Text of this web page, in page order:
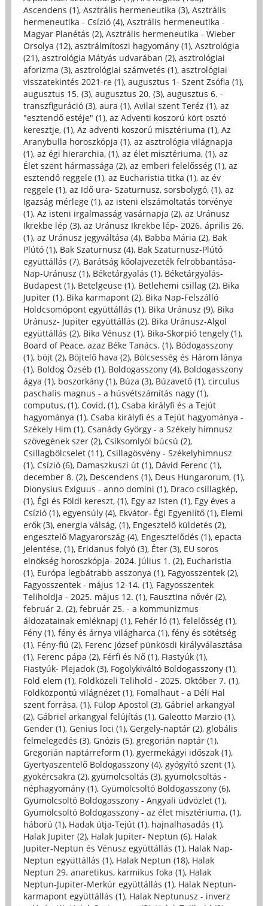
Ascendens (1), Asztrális hermeneutika (3), Asztrális
hermeneutika - Csízió (4), Asztrális hermeneutika -
Magyar Planétás (2), Asztrális hermeneutika - Wieber
Orsolya (12), asztrálmítoszi hagyomány (1), Asztrológia
(21), asztrológia Mátyás udvarában (2), asztrológiai
aforizma (3), asztrológiai számvetés (1), asztrológiai
visszatekintés 2021-re (1), augusztus 1- Szent Zsófia (1),
augusztus 15. (3), augusztus 20. (3), augusztus 6. -
transzfiguráció (3), aura (1), Avilai szent Teréz (1), az
"esztendő estéje" (1), az Adventi koszorú kört osztó
keresztje, (1), Az adventi koszorú misztériuma (1), Az
Aranybulla horoszkópja (1), az asztrológia világnapja
(1), az égi hierarchia, (1), az élet misztériuma, (1), az
Élet szent hármassága (2), az emberi felelősség (1), az
esztendő reggele (1), az Eucharistia titka (1), az év
reggele (1), az Idő ura- Szaturnusz, sorsbolygó, (1), az
Igazság mérlege (1), az isteni elszámoltatás törvénye
(1), Az isteni irgalmasság vasárnapja (2), az Uránusz
Ikrekbe lép (3), az Uránusz Ikrekbe lép- 2026. április 26.
(1), az Uránusz jegyváltása (4), Babba Mária (2), Bak
Plútó (1), Bak Szaturnusz (4), Bak Szaturnusz-Plútó
együttállás (7), Barátság kőolajvezeték felrobbantása-
Nap-Uránusz (1), Béketárgyalás (1), Béketárgyalás-
Budapest (1), Betelgeuse (1), Betlehemi csillag (2), Bika
Jupiter (1), Bika karmapont (2), Bika Nap-Felszálló
Holdcsomópont együttállás (1), Bika Uránusz (9), Bika
Uránusz- Jupiter együttállás (2), Bika Uránusz-Algol
együttállás (2), Bika Vénusz (1), Bika-Skorpió tengely (1),
Board of Peace, azaz Béke Tanács. (1), Bódogasszony
(1), böjt (2), Böjtelő hava (2), Bölcsesség és Három lánya
(1), Boldog Özséb (1), Boldogasszony (4), Boldogasszony
ágya (1), boszorkány (1), Búza (3), Búzavető (1), circulus
paschalis magnus - a húsvétszámítás nagy (1),
computus, (1), Covid, (1), Csaba királyfi és a Tejút
hagyománya (1), Csaba királyfi és a Tejút hagyománya -
Székely Him (1), Csanády György - a Székely himnusz
szövegének szer (2), Csíksomlyói búcsú (2),
Csillagbölcselet (11), Csillagösvény - Székelyhimnusz
(1), Csízió (6), Damaszkuszi út (1), Dávid Ferenc (1),
december 8. (2), Descendens (1), Deus Hungarorum, (1),
Dionysius Exiguus - anno domini (1), Draco csillagkép,
(1), Égi és Földi kereszt, (1), Egy az Isten (1), Egy éves a
Csízió (1), egyensúly (4), Ekvátor- Égi Egyenlítő (1), Elemi
erők (3), energia válság, (1), Engesztelő küldetés (2),
engesztelő Magyarország (4), Engesztelődés (1), epacta
jelentése, (1), Eridanus folyó (3), Éter (3), EU soros
elnökség horoszkópja- 2024. július 1. (2), Eucharistia
(1), Európa legbátrabb asszonya (1), Fagyosszentek (2),
Fagyosszentek - május 12-14. (1), Fagyosszentek
Teliholdja - 2025. május 12. (1), Fausztina nővér (2),
február 2. (2), február 25. - a kommunizmus
áldozatainak emléknapj (1), Fehér ló (1), felelősség (1),
Fény (1), fény és árnya világharca (1), fény és sötétség
(1), Fény-fiú (2), Ferenc József pünkösdi királyválasztása
(1), Ferenc pápa (2), Férfi és Nő (1), Fiastyúk (1),
Fiastyúk- Plejadok (3), Fogolykiváltó Boldogasszony (1),
Föld elem (1), Földközeli Telihold - 2025. Október 7. (1),
Földközpontú világnézet (1), Fomalhaut - a Déli Hal
szent forrása, (1), Fülöp Apostol (3), Gábriel arkangyal
(2), Gábriel arkangyal felújítás (1), Galeotto Marzio (1),
Gender (1), Genius loci (1), Gergely-naptár (2), globális
felmelegedés (3), Gnózis (5), gregorián naptár (1),
Gregorián naptárreform (1), gyermekágyi időszak (1),
Gyertyaszentelő Boldogasszony (4), gyógyító szent (1),
gyökércsakra (2), gyümölcsoltás (3), gyümölcsoltás -
néphagyomány (1), Gyümölcsoltó Boldogasszony (6),
Gyümölcsoltó Boldogasszony - Angyali üdvözlet (1),
Gyümölcsoltó Boldogasszony - az élet misztériuma, (1),
háború (1), Hadak útja-Tejút (1), hajnalhasadás (1),
Halak Jupiter (2), Halak Jupiter- Neptun (6), Halak
Jupiter-Neptun és Vénusz együttállás (1), Halak Nap-
Neptun együttállás (1), Halak Neptun (18), Halak
Neptun 29. anaretikus, karmikus foka (1), Halak
Neptun-Jupiter-Merkúr együttállás (1), Halak Neptun-
karmapont együttállás (1), Halak Neptunusz - inverz